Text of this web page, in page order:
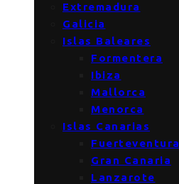
Extremadura
Galicia
Islas Baleares
Formentera
Ibiza
Mallorca
Menorca
Islas Canarias
Fuerteventura
Gran Canaria
Lanzarote